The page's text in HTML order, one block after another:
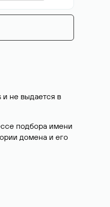
не выдается в
подбора имени
домена и его